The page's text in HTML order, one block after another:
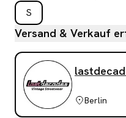
S
Versand & Verkauf
Berlin